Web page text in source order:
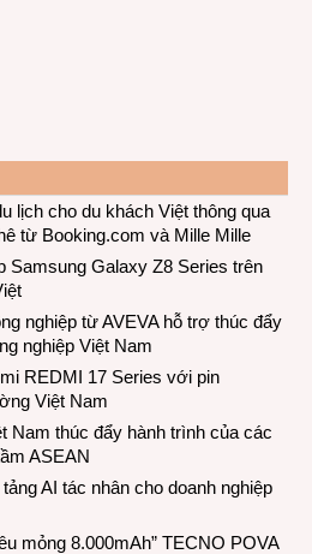
lịch cho du khách Việt thông qua
từ Booking.com và Mille Mille
Samsung Galaxy Z8 Series trên
nghiệp từ AVEVA hỗ trợ thúc đẩy
nghiệp Việt Nam
REDMI 17 Series với pin
Việt Nam
Nam thúc đẩy hành trình của các
ASEAN
AI tác nhân cho doanh nghiệp
mỏng 8.000mAh” TECNO POVA